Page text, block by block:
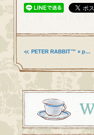
PETER RABBIT™ × p…